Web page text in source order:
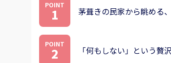
POINT
1 茅葺きの民家から眺める
POINT
2 「何もしない」という贅